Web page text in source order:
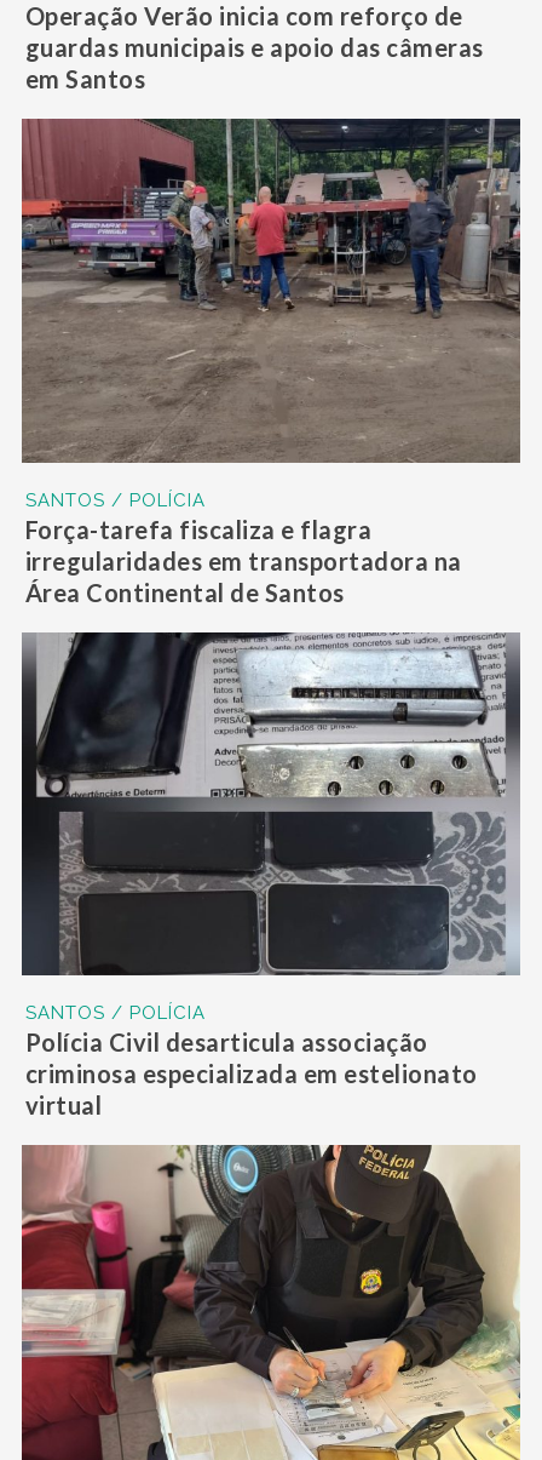
Operação Verão inicia com reforço de
guardas municipais e apoio das câmeras
em Santos
SANTOS / POLÍCIA
Força-tarefa fiscaliza e flagra
irregularidades em transportadora na
Área Continental de Santos
SANTOS / POLÍCIA
Polícia Civil desarticula associação
criminosa especializada em estelionato
virtual